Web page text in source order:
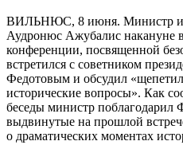
ВИЛЬНЮС, 8 июня. Министр
Аудронюс Ажубалис накануне
конференции, посвященной
встретился с советником
Федотовым и обсудил
исторические вопросы». Как
беседы министр поблагодарил
выдвинутые на прошлой
о драматических моментах